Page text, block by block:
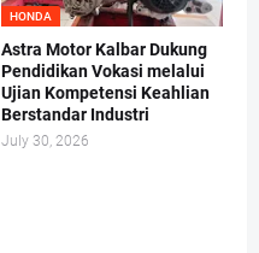
HONDA
Astra Motor Kalbar Dukung
Pendidikan Vokasi melalui
Ujian Kompetensi Keahlian
Berstandar Industri
July 30, 2026